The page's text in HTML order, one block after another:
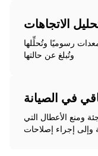
الاتجاهات
رسوميًا وتُحلِّلها
وتُبلغ عن حالتها
في الصيانة
ومنع الأعطال التي
وإلى إجراء إصلاحات